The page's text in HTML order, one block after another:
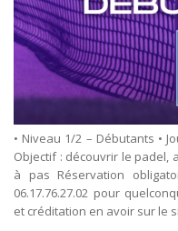
• Niveau 1/2 – Débutants •
Objectif : découvrir le padel,
à pas Réservation
06.17.76.27.02 pour
et créditation en avoir sur le